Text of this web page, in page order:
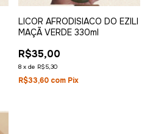
LICOR AFRODISIACO DO EZILI
MAÇÃ VERDE 330ml
R$35,00
8 x de R$5,30
R$33,60 com Pix